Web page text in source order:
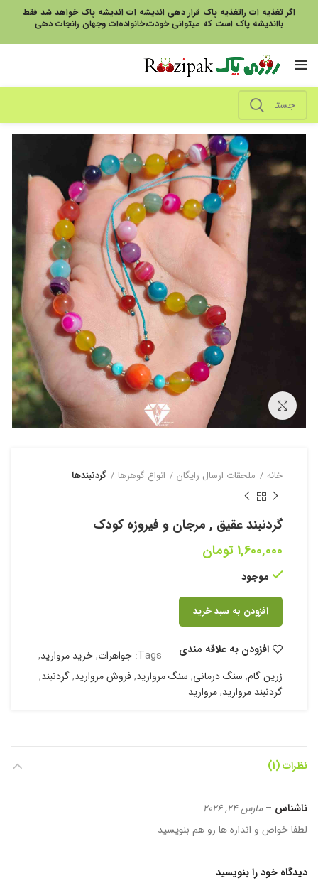
اگر تغذیه ات راتغذیه پاک قرار دهی اندیشه ات اندیشه پاک خواهد شد فقط
بااندیشه پاک است که میتوانی خودت،خانواده‌ات وجهان رانجات دهی
بزرگنمایی تصویر
خانه ملحقات ارسال رایگان انواع گوهرها گردنبند‌‌ها
گردنبند عقیق , مرجان و فیروزه کودک
1,600,000تومان
موجود
افزودن به سبد خرید
افزودن به علاقه مندی Tags: جواهرات,خرید مروارید,
زرین گام, سنگ درمانی, سنگ مروارید,فروش مروارید,گردنبند,
گردنبند مروارید,مروارید
نظرات (1)
ناشناس – مارس 24, 2026
لطفا خواص و اندازه ها رو هم بنویسید
دیدگاه خود را بنویسید